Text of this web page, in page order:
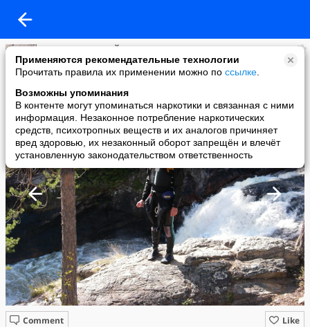
Применяются рекомендательные технологии
Прочитать правила их применении можно по ссылке
Возможны упоминания
В контенте могут упоминаться наркотики и связанная с ними
информация. Незаконное потребление наркотических
средств, психотропных веществ и их аналогов причиняет
вред здоровью, их незаконный оборот запрещён и влечёт
установленную законодательством ответственность
АНИКИН АЛЕКСЕЙ
added a photo
30 Jun в 19:24
Like
Comment